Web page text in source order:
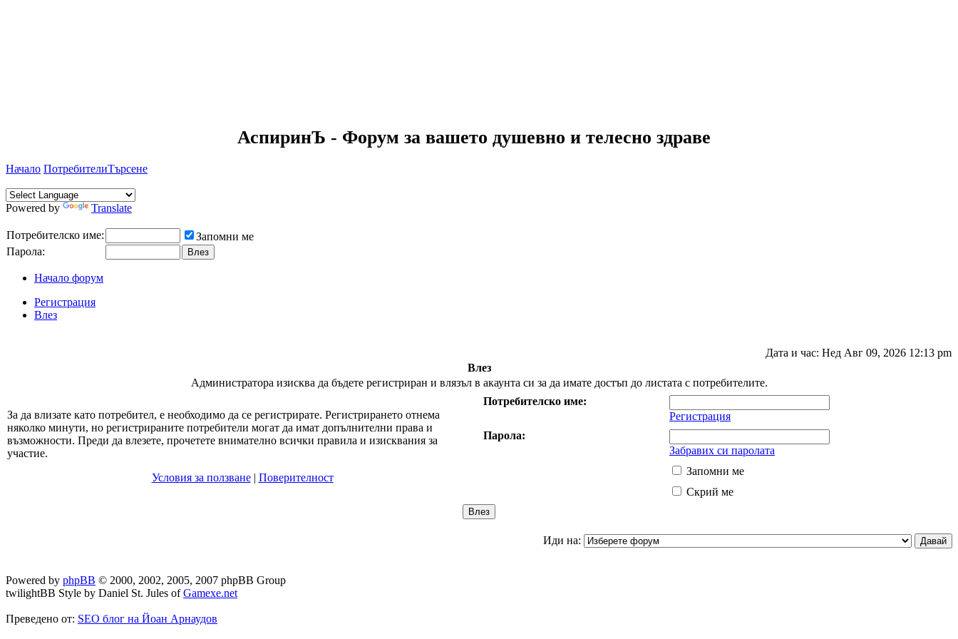
АспиринЪ - Форум за вашето душевно и телесно здраве
Начало ПотребителиТърсене
Powered by Translate
Потребителско име:
Запомни ме
Парола:
Начало форум
Регистрация
Влез
Дата и час: Нед Авг 09, 2026 12:13 pm
Влез
Администратора изисква да бъдете регистриран и влязъл в акаунта си за да имате достъп до листата с потребителите.
За да влизате като потребител, е необходимо да се регистрирате. Регистрирането отнема
няколко минути, но регистрираните потребители могат да имат допълнителни права и
възможности. Преди да влезете, прочетете внимателно всички правила и изисквания за
участие.
Условия за ползване| Поверителност
Потребителско име:
Регистрация
Парола:
Забравих си паролата
Запомни ме
Скрий ме
Иди на:
Powered by phpBB © 2000, 2002, 2005, 2007 phpBB Group
twilightBB Style by Daniel St. Jules ofGamexe.net
Преведено от: SEO блог на Йоан Арнаудов